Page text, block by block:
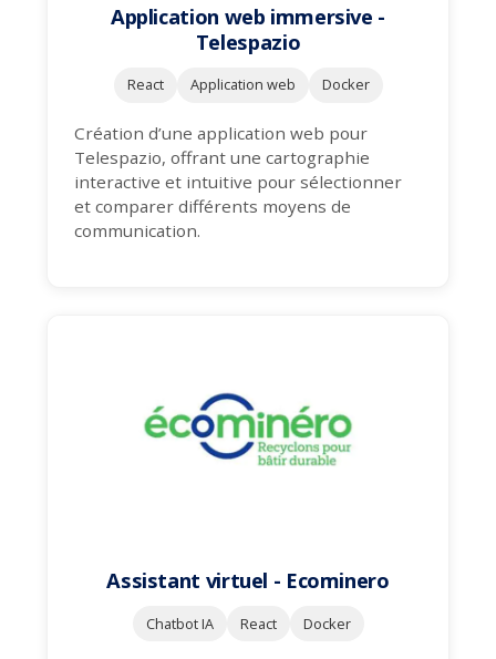
Application web immersive -
Telespazio
React Application web Docker
Création d’une application web pour
Telespazio, offrant une cartographie
interactive et intuitive pour sélectionner
et comparer différents moyens de
communication.
Assistant virtuel - Ecominero
Chatbot IA React Docker